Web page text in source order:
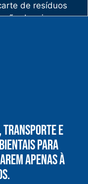
de resíduos
de crimes
para
de resíduos
segurança
Transporte E
Para
Apenas À